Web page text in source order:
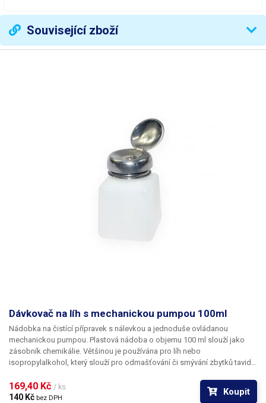
Související zboží
Dávkovač na líh s mechanickou pumpou 100ml
Nádobka na čistící přípravek s nálevkou a jednoduše ovládanou
mechanickou pumpou. Plastová nádoba o objemu 100 ml slouží jako
zásobník chemikálie. Většinou je používána pro líh nebo
isopropylalkohol, který slouží pro odmašťování či smývání zbytků tavidel
se napumpuje kapalina.
169,40 Kč / ks
140 Kč bez DPH
Koupit